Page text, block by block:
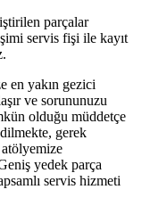
parçalar
servis fişi ile kayıt
en yakın gezici
ve sorununuzu
olduğu müddetçe
gerek
yedek parça
servis hizmeti